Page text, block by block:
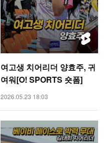
여고생 치어리더 양효주, 귀
여워[O! SPORTS 숏폼]
2026.05.23 18:03